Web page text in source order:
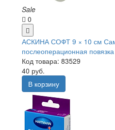
Sale
0
АСКИНА СОФТ 9 × 10 см
послеоперационная
Код товара: 83529
40 руб.
В корзину